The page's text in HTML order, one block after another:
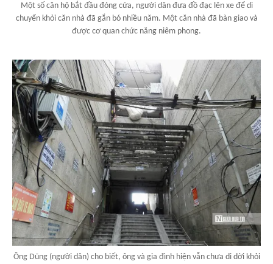
Một số căn hộ bắt đầu đóng cửa, người dân đưa đồ đạc lên xe để di
chuyển khỏi căn nhà đã gắn bó nhiều năm. Một căn nhà đã bàn giao và
được cơ quan chức năng niêm phong.
Ông Dũng (người dân) cho biết, ông và gia đình hiện vẫn chưa di dời khỏi